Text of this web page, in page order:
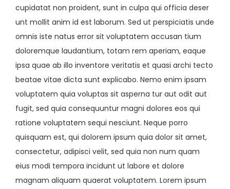
cupidatat non proident, sunt in culpa qui officia deser
unt mollit anim id est laborum. Sed ut perspiciatis unde
omnis iste natus error sit voluptatem accusan tium
doloremque laudantium, totam rem aperiam, eaque
ipsa quae ab illo inventore veritatis et quasi archi tecto
beatae vitae dicta sunt explicabo. Nemo enim ipsam
voluptatem quia voluptas sit asperna tur aut odit aut
fugit, sed quia consequuntur magni dolores eos qui
ratione voluptatem sequi nesciunt. Neque porro
quisquam est, qui dolorem ipsum quia dolor sit amet,
consectetur, adipisci velit, sed quia non num quam
eius modi tempora incidunt ut labore et dolore
magnam aliquam quaerat voluptatem. Lorem ipsum